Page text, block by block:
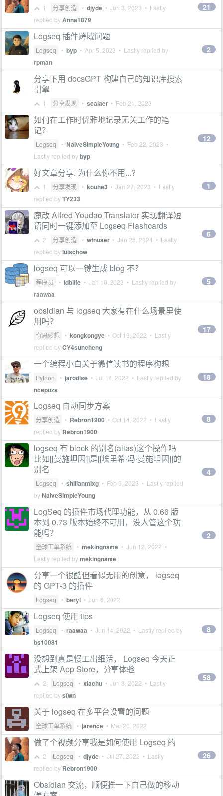
1 分享创造 • djyde • Jun 3, 2023 • Lastly
replied byAnna1879
21
Logseq 插件跨域问题
Logseq • byp • Apr 5, 2023 • Lastly replied by
rpman
2
分享下用 docsGPT 构建自己的知识库搜索
引擎
1 分享发现 • scalaer • Feb 21, 2023
如何在工作时优雅地记录无关工作的笔
记？
Logseq • NaiveSimpleYoung • Feb 22, 2023 •
Lastly replied bybyp
12
好文章分享. 为什么你不用...?
1 分享发现 • kouhe3 • Jan 27, 2023 • Lastly
replied byTY233
1
魔改 Alfred Youdao Translator 实现翻译短
语同时一键添加至 Logseq Flashcards
2 分享创造 • wfnuser • Jan 25, 2024 • Lastly
replied byluischow
6
logseq 可以一键生成 blog 不？
程序员 • idblife • Jan 10, 2023 • Lastly replied by
raawaa
5
obsidian 与 logseq 大家有在什么场景里使
用吗？
奇思妙想 • kongkongye • Oct 19, 2022 • Lastly
replied byCY4suncheng
17
一个编程小白关于微信读书的程序构想
Python • jarodise • Jul 14, 2022 • Lastly replied by
ncepuzs
18
Logseq 自动同步方案
分享创造 • Rebron1900 • Oct 14, 2022 • Lastly
replied by Rebron1900
8
logseq 有 block 的别名(alias)这个操作吗
比如[[曼施坦因]]是[[埃里希·冯·曼施坦因]]的
别名
Logseq • shilianmlxg • Feb 6, 2023 • Lastly replied
byNaiveSimpleYoung
4
LogSeq 的插件市场代理功能，从 0.66 版
本到 0.73 版本始终不可用，没人管这个功
能吗？
全球工单系统 • mekingname • Jun 12, 2022 •
Lastly replied bymekingname
2
分享一个很酷但看似无用的创意， logseq
的 GPT-3 的插件
Logseq • beryl • Jun 6, 2022
Logseq 使用 tips
Logseq • raawaa • Jun 14, 2022 • Lastly replied by
bs10081
8
没想到真是慢工出细活， Logseq 今天正
式上架 App Store，分享体验
2 Logseq • xiachu • Jun 3, 2022 • Lastly
replied bysfwn
58
关于 logseq 在多平台设置的问题
全球工单系统 • jarence • Mar 20, 2022
做了个视频分享我是如何使用 Logseq 的
2 Logseq • djyde • Jul 27, 2022 • Lastly
replied by Rebron1900
26
Obsidian 交流，顺便推一下自己做的移动